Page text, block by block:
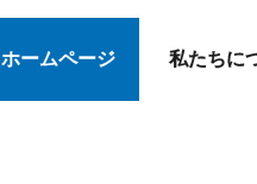
ホームページ 私たちに